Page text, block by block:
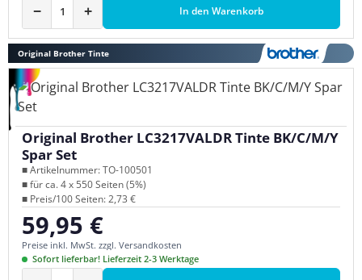
− + In den Warenkorb
Original Brother Tinte
Original Brother LC3217VALDR Tinte BK/C/M/Y
Spar Set
■ Artikelnummer: TO-100501
■ für ca. 4 x 550 Seiten (5%)
■ Preis/100 Seiten: 2,73 €
Regulärer Preis:
59,95 €
Preise inkl. MwSt. zzgl. Versandkosten
Sofort lieferbar! Lieferzeit 2-3 Werktage